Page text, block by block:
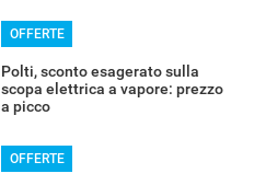
OFFERTE
Polti, sconto esagerato sulla
scopa elettrica a vapore: prezzo
a picco
OFFERTE